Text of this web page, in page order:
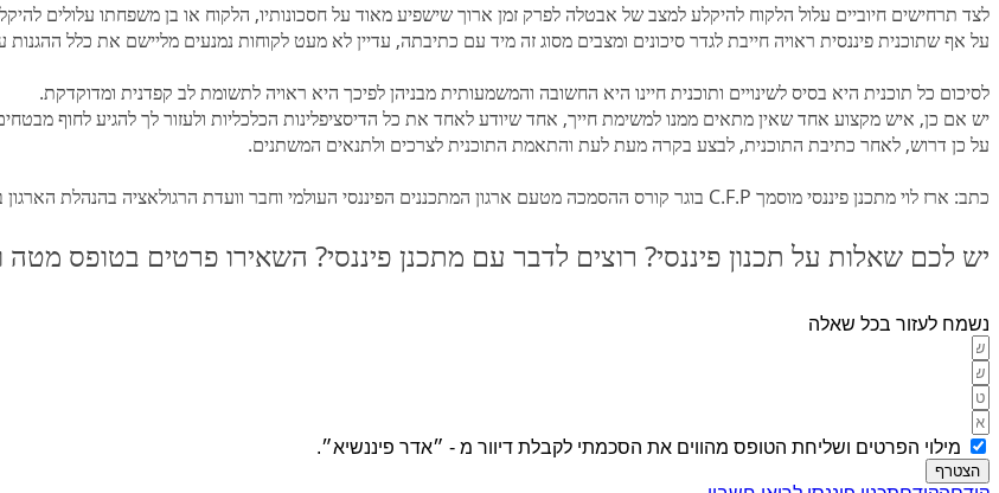
לצד תרחישים חיוביים עלול הלקוח להיקלע למצב של אבטלה לפרק זמן ארוך שישפיע מאוד על חסכונותיו, הלקוח או בן משפחתו עלולים
על אף שתוכנית פיננסית ראויה חייבת לגדר סיכונים ומצבים מסוג זה מיד עם כתיבתה, עדיין לא מעט לקוחות נמנעים מליישם את כלל ההגנות
לסיכום כל תוכנית היא בסיס לשינויים ותוכנית חיינו היא החשובה והמשמעותית מבניהן לפיכך היא ראויה לתשומת לב קפדנית ומדוקדקת.
יש אם כן, איש מקצוע אחד שאין מתאים ממנו למשימת חייך, אחד שיודע לאחד את כל הדיסציפלינות הכלכליות ולעזור לך להגיע לחוף
על כן דרוש, לאחר כתיבת התוכנית, לבצע בקרה מעת לעת והתאמת התוכנית לצרכים ולתנאים המשתנים.
כתב: ארז לוי מתכנן פיננסי מוסמך C.F.P בוגר קורס ההסמכה מטעם ארגון המתכננים הפיננסי העולמי וחבר וועדת הרגולאציה בהנהלת הארגון בארץ.
יש לכם שאלות על תכנון פיננסי? רוצים לדבר עם מתכנן פיננסי? השאירו פרטים בטופס מטה
נשמח לעזור בכל שאלה
מילוי הפרטים ושליחת הטופס מהווים את הסכמתי לקבלת דיוור מ - ״אדר פיננשיא״.
הצטרף